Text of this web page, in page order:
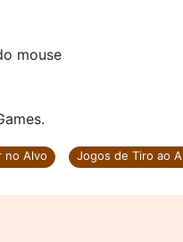
mouse
no Alvo Jogos de Tiro ao